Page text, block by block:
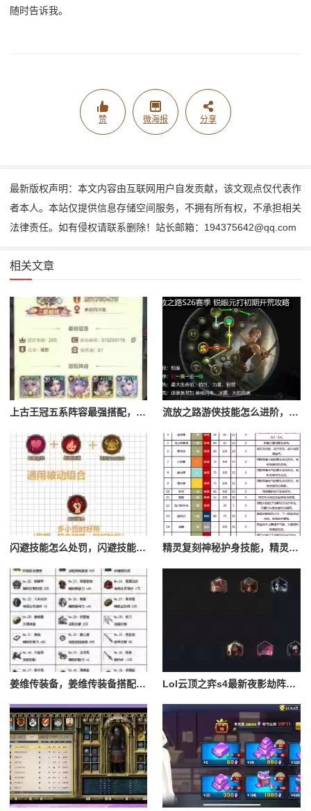
随时告诉我。
赞 微海报 分享
最新版权声明：本文内容由互联网用户自发贡献，该文观点仅代表作
者本人。本站仅提供信息存储空间服务，不拥有所有权，不承担相关
法律责任。如有侵权请联系删除！站长邮箱：194375642@qq.com
相关文章
上古王冠五系阵容最强搭配，上古王冠五星排行 流放之路游侠技能怎么进阶，流放之路游侠技能怎么进阶的
闪避技能怎么处罚，闪避技能怎么处罚队友 精灵复刻神秘护身技能，精灵复刻攻略
姜维传装备，姜维传装备搭配一览表最新 Lol云顶之弈s4最新夜影劫阵容搭配，云顶之奕夜影劫阵容